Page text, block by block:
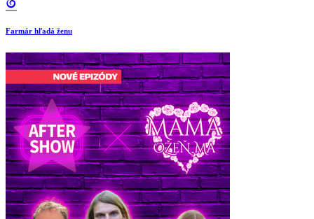
Farmár hľadá ženu